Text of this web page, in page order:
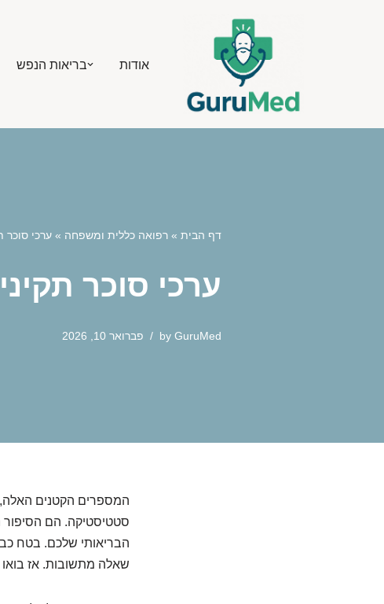
אודות בריאות הנפש
דף הבית » רפואה כללית ומשפחה » ערכי סוכר
ערכי סוכר
by GuruMed פברואר 10, 2026
המספרים הקטנים
סטטיסטיקה. הם הסיפור
הבריאותי שלכם. בטח
שאלה מתשובות. אז